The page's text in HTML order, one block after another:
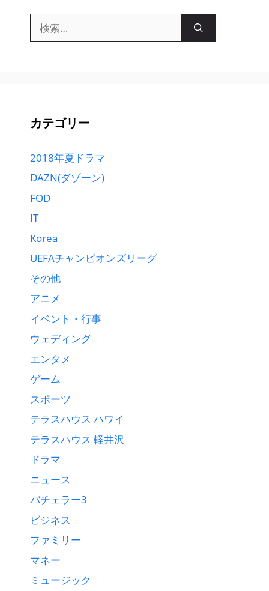
索:
カテゴリー
2018年夏ドラマ
DAZN(ダゾーン)
FOD
IT
Korea
UEFAチャンピオンズリーグ
その他
アニメ
イベント・行事
ウェディング
エンタメ
ゲーム
スポーツ
テラスハウス ハワイ
テラスハウス 軽井沢
ドラマ
ニュース
バチェラー3
ビジネス
ファミリー
マネー
ミュージック